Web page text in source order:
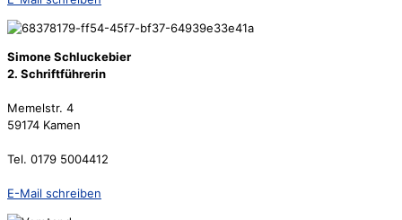
Simone Schluckebier
2. Schriftführerin
Memelstr. 4
59174 Kamen
Tel. 0179 5004412
E-Mail schreiben